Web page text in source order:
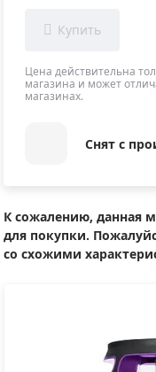
Детекторы
Лазерные
Тестеры
Прочее
Цена действительна
магазина и может
магазинах.
Снят с
К сожалению, данная
для покупки.
со схожими